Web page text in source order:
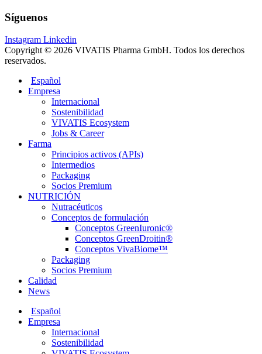
Síguenos
Instagram Linkedin
Copyright © 2026 VIVATIS Pharma GmbH. Todos los derechos
reservados.
Tienda
Español
Empresa
Internacional
Sostenibilidad
VIVATIS Ecosystem
Jobs & Career
Farma
Principios activos (APIs)
Intermedios
Packaging
Socios Premium
NUTRICIÓN
Nutracéuticos
Conceptos de formulación
Conceptos GreenIuronic®
Conceptos GreenDroitin®
Conceptos VivaBiome™
Packaging
Socios Premium
Calidad
News
Español
Empresa
Internacional
Sostenibilidad